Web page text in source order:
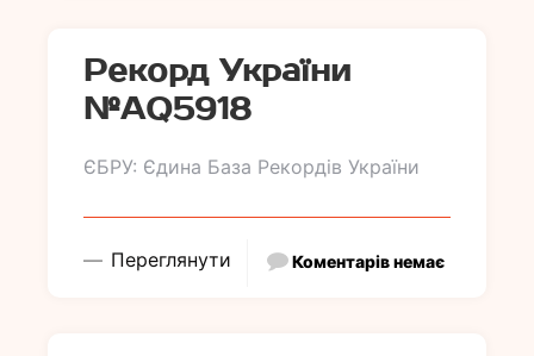
Рекорд України
№АQ5918
ЄБРУ: Єдина База Рекордів України
Переглянути Коментарів немає